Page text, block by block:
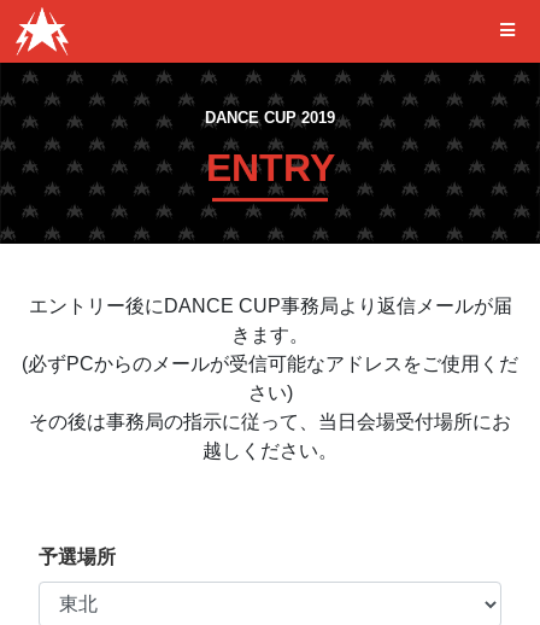
ン
ン
ス
ッ
DANCE CUP 2019
ENTRY
エントリー後にDANCE CUP事務局より返信メールが届
きます。
(必ずPCからのメールが受信可能なアドレスをご使用くだ
さい)
その後は事務局の指示に従って、当日会場受付場所にお
越しください。
予選場所